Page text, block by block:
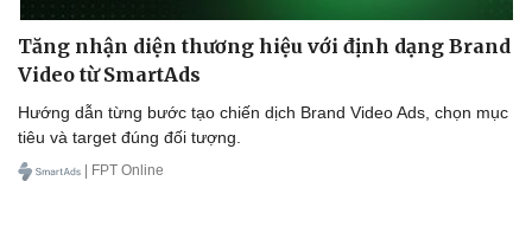
Tăng nhận diện thương hiệu với định dạng Brand
Video từ SmartAds
Hướng dẫn từng bước tạo chiến dịch Brand Video Ads, chọn mục
tiêu và target đúng đối tượng.
| FPT Online